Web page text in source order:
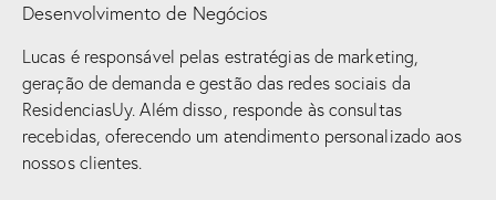
Desenvolvimento de Negócios
Lucas é responsável pelas estratégias de marketing,
geração de demanda e gestão das redes sociais da
ResidenciasUy. Além disso, responde às consultas
recebidas, oferecendo um atendimento personalizado aos
nossos clientes.